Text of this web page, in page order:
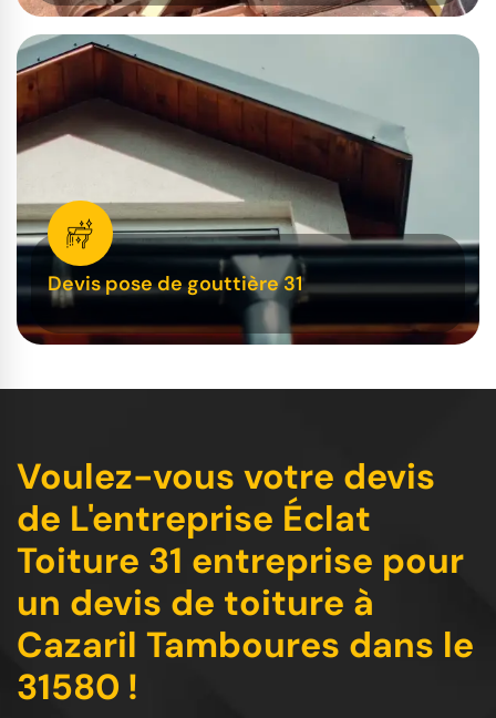
Devis pose de gouttière 31
Voulez-vous votre devis
de L'entreprise Éclat
Toiture 31 entreprise pour
un devis de toiture à
Cazaril Tamboures dans le
31580 !